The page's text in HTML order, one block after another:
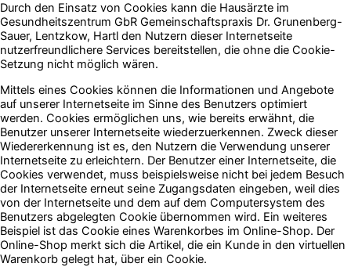
Durch den Einsatz von Cookies kann die Hausärzte im
Gesundheitszentrum GbR Gemeinschaftspraxis Dr. Grunenberg-
Sauer, Lentzkow, Hartl den Nutzern dieser Internetseite
nutzerfreundlichere Services bereitstellen, die ohne die Cookie-
Setzung nicht möglich wären.
Mittels eines Cookies können die Informationen und Angebote
auf unserer Internetseite im Sinne des Benutzers optimiert
werden. Cookies ermöglichen uns, wie bereits erwähnt, die
Benutzer unserer Internetseite wiederzuerkennen. Zweck dieser
Wiedererkennung ist es, den Nutzern die Verwendung unserer
Internetseite zu erleichtern. Der Benutzer einer Internetseite, die
Cookies verwendet, muss beispielsweise nicht bei jedem Besuch
der Internetseite erneut seine Zugangsdaten eingeben, weil dies
von der Internetseite und dem auf dem Computersystem des
Benutzers abgelegten Cookie übernommen wird. Ein weiteres
Beispiel ist das Cookie eines Warenkorbes im Online-Shop. Der
Online-Shop merkt sich die Artikel, die ein Kunde in den virtuellen
Warenkorb gelegt hat, über ein Cookie.